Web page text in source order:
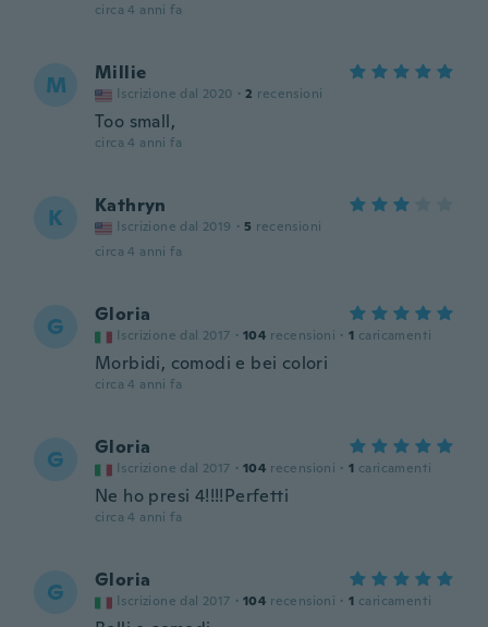
circa 4 anni fa
M Millie
Iscrizione dal 2020 · 2 recensioni
Too small,
circa 4 anni fa
K Kathryn
Iscrizione dal 2019 · 5 recensioni
circa 4 anni fa
G Gloria
Iscrizione dal 2017 · 104 recensioni · 1 caricamenti
Morbidi, comodi e bei colori
circa 4 anni fa
G Gloria
Iscrizione dal 2017 · 104 recensioni · 1 caricamenti
Ne ho presi 4!!!!Perfetti
circa 4 anni fa
G Gloria
Iscrizione dal 2017 · 104 recensioni · 1 caricamenti